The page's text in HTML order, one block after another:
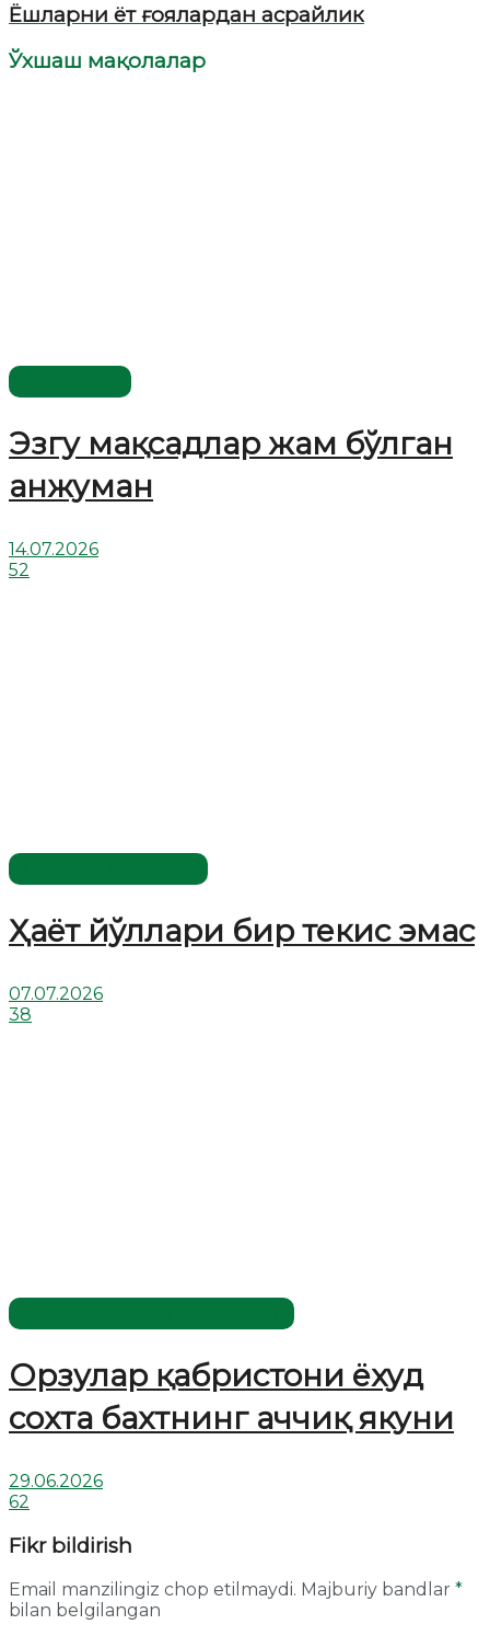
Ёшларни ёт ғоялардан асрайлик
Ўхшаш мақолалар
Эзгу мақсадлар жам бўлган
анжуман
14.07.2026
52
Ҳаёт йўллари бир текис эмас
07.07.2026
38
Орзулар қабристони ёхуд
сохта бахтнинг аччиқ якуни
29.06.2026
62
Fikr bildirish
Email manzilingiz chop etilmaydi. Majburiy bandlar *
bilan belgilangan